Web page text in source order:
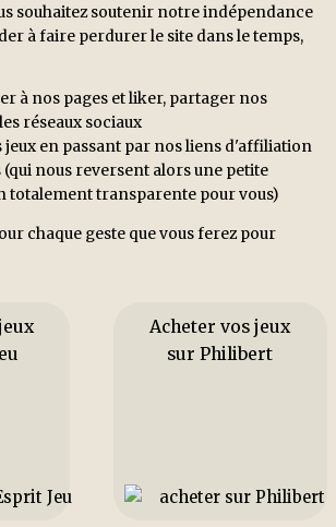
souhaitez soutenir notre indépendance
à faire perdurer le site dans le temps,
à nos pages et liker, partager nos
réseaux sociaux
jeux en passant par nos liens d'affiliation
nous reversent alors une petite
totalement transparente pour vous)
chaque geste que vous ferez pour
Acheter vos jeux
sur Philibert